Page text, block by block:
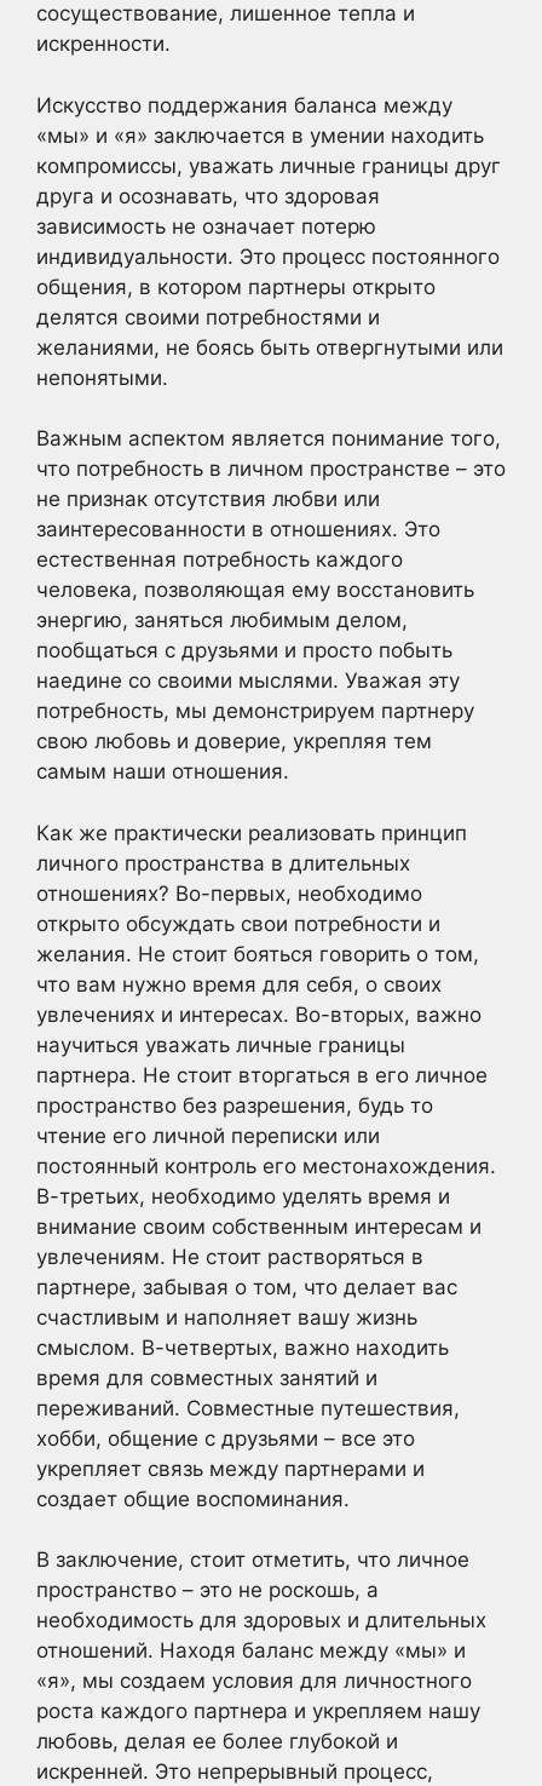
сосуществование, лишенное тепла и
искренности.
Искусство поддержания баланса между
«мы» и «я» заключается в умении находить
компромиссы, уважать личные границы друг
друга и осознавать, что здоровая
зависимость не означает потерю
индивидуальности. Это процесс постоянного
общения, в котором партнеры открыто
делятся своими потребностями и
желаниями, не боясь быть отвергнутыми или
непонятыми.
Важным аспектом является понимание того,
что потребность в личном пространстве – это
не признак отсутствия любви или
заинтересованности в отношениях. Это
естественная потребность каждого
человека, позволяющая ему восстановить
энергию, заняться любимым делом,
пообщаться с друзьями и просто побыть
наедине со своими мыслями. Уважая эту
потребность, мы демонстрируем партнеру
свою любовь и доверие, укрепляя тем
самым наши отношения.
Как же практически реализовать принцип
личного пространства в длительных
отношениях? Во-первых, необходимо
открыто обсуждать свои потребности и
желания. Не стоит бояться говорить о том,
что вам нужно время для себя, о своих
увлечениях и интересах. Во-вторых, важно
научиться уважать личные границы
партнера. Не стоит вторгаться в его личное
пространство без разрешения, будь то
чтение его личной переписки или
постоянный контроль его местонахождения.
В-третьих, необходимо уделять время и
внимание своим собственным интересам и
увлечениям. Не стоит растворяться в
партнере, забывая о том, что делает вас
счастливым и наполняет вашу жизнь
смыслом. В-четвертых, важно находить
время для совместных занятий и
переживаний. Совместные путешествия,
хобби, общение с друзьями – все это
укрепляет связь между партнерами и
создает общие воспоминания.
В заключение, стоит отметить, что личное
пространство – это не роскошь, а
необходимость для здоровых и длительных
отношений. Находя баланс между «мы» и
«я», мы создаем условия для личностного
роста каждого партнера и укрепляем нашу
любовь, делая ее более глубокой и
искренней. Это непрерывный процесс,